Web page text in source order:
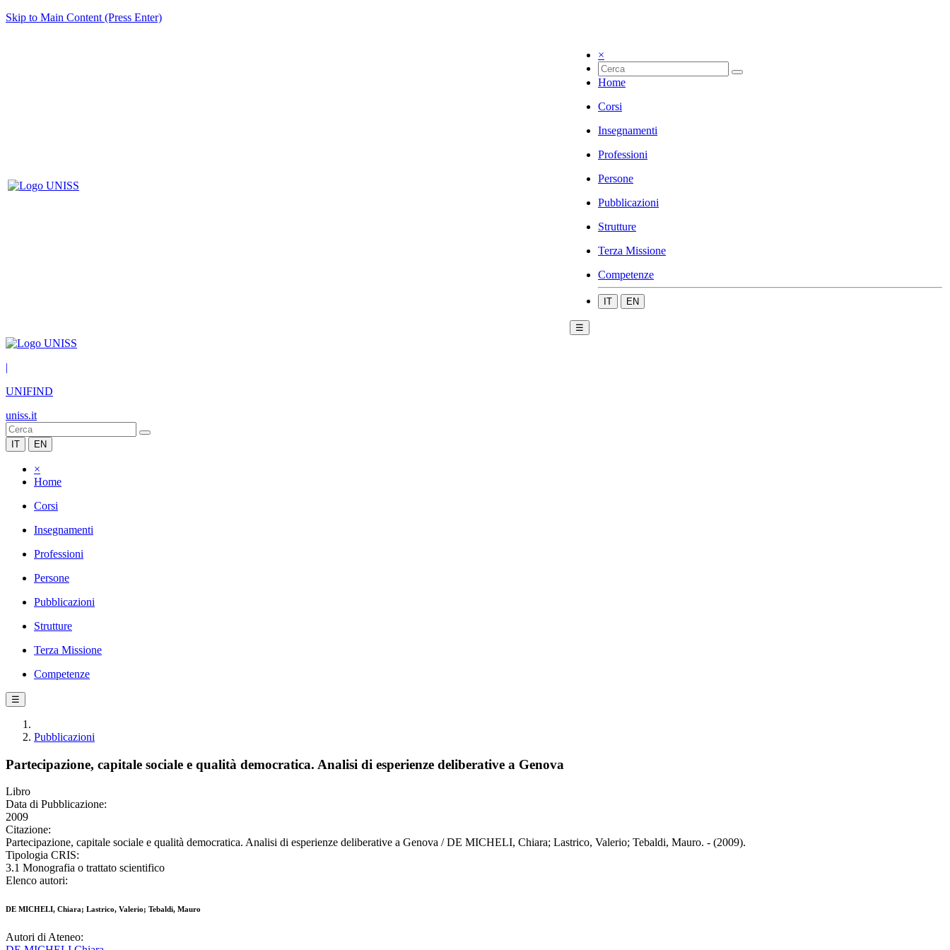
Skip to Main Content (Press Enter)
×
Home
Corsi
Insegnamenti
Professioni
Persone
Pubblicazioni
Strutture
Terza Missione
Competenze
IT EN
☰
|
UNIFIND
uniss.it
IT EN
×
Home
Corsi
Insegnamenti
Professioni
Persone
Pubblicazioni
Strutture
Terza Missione
Competenze
☰
Pubblicazioni
Partecipazione, capitale sociale e qualità democratica. Analisi di esperienze deliberative a Genova
Libro
Data di Pubblicazione:
2009
Citazione:
Partecipazione, capitale sociale e qualità democratica. Analisi di esperienze deliberative a Genova / DE MICHELI, Chiara; Lastrico, Valerio; Tebaldi, Mauro. - (2009).
Tipologia CRIS:
3.1 Monografia o trattato scientifico
Elenco autori:
DE MICHELI, Chiara; Lastrico, Valerio; Tebaldi, Mauro
Autori di Ateneo: